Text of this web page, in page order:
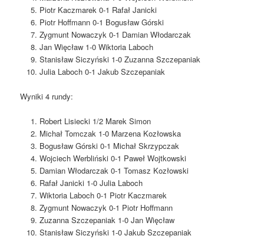
Piotr Kaczmarek 0-1 Rafał Janicki
Piotr Hoffmann 0-1 Bogusław Górski
Zygmunt Nowaczyk 0-1 Damian Włodarczak
Jan Więcław 1-0 Wiktoria Laboch
Stanisław Siczyński 1-0 Zuzanna Szczepaniak
Julia Laboch 0-1 Jakub Szczepaniak
Wyniki 4 rundy:
Robert Lisiecki 1/2 Marek Simon
Michał Tomczak 1-0 Marzena Kozłowska
Bogusław Górski 0-1 Michał Skrzypczak
Wojciech Werbliński 0-1 Paweł Wojtkowski
Damian Włodarczak 0-1 Tomasz Kozłowski
Rafał Janicki 1-0 Julia Laboch
Wiktoria Laboch 0-1 Piotr Kaczmarek
Zygmunt Nowaczyk 0-1 Piotr Hoffmann
Zuzanna Szczepaniak 1-0 Jan Więcław
Stanisław Siczyński 1-0 Jakub Szczepaniak